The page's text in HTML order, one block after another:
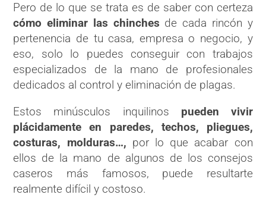
Pero de lo que se trata es de saber con certeza
cómo eliminar las chinches de cada rincón y
pertenencia de tu casa, empresa o negocio, y
eso, solo lo puedes conseguir con trabajos
especializados de la mano de profesionales
dedicados al control y eliminación de plagas.
Estos minúsculos inquilinos pueden vivir
plácidamente en paredes, techos, pliegues,
costuras, molduras…, por lo que acabar con
ellos de la mano de algunos de los consejos
caseros más famosos, puede resultarte
realmente difícil y costoso.